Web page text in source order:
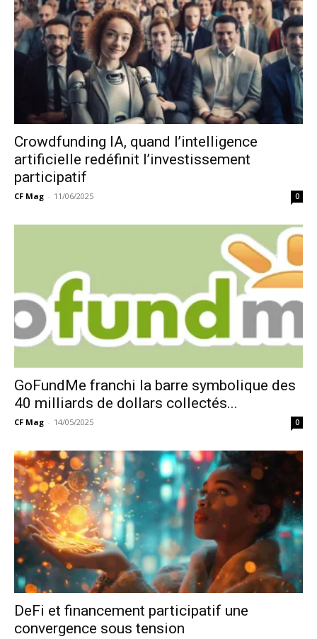
Crowdfunding IA, quand l’intelligence
artificielle redéfinit l’investissement
participatif
CF Mag - 11/06/2025 0
GoFundMe franchi la barre symbolique des
40 milliards de dollars collectés...
CF Mag - 14/05/2025 0
DeFi et financement participatif une
convergence sous tension